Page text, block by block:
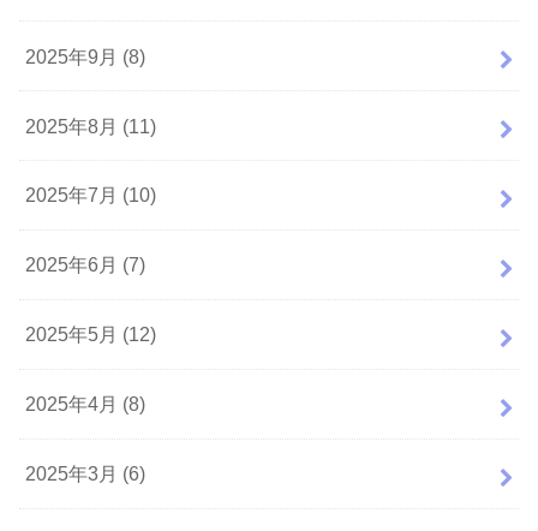
2025年9月 (8)
2025年8月 (11)
2025年7月 (10)
2025年6月 (7)
2025年5月 (12)
2025年4月 (8)
2025年3月 (6)